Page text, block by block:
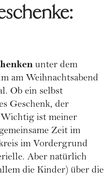
unter dem
am Weihnachtsabend
Ob ein selbst
Geschenk, der
ist meiner
Zeit im
im Vordergrund
Aber natürlich
die Kinder) über die